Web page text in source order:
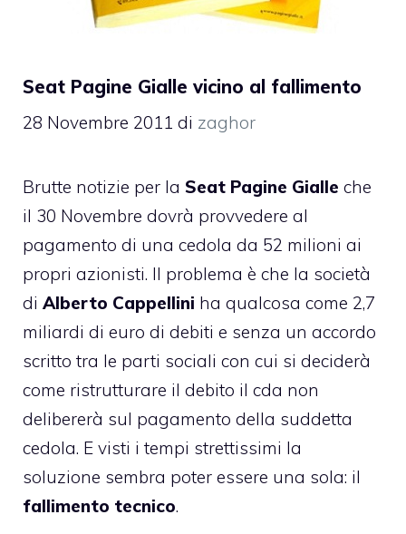
Seat Pagine Gialle vicino al fallimento
28 Novembre 2011 di zaghor
Brutte notizie per la Seat Pagine Gialle che
il 30 Novembre dovrà provvedere al
pagamento di una cedola da 52 milioni ai
propri azionisti. Il problema è che la società
di Alberto Cappellini ha qualcosa come 2,7
miliardi di euro di debiti e senza un accordo
scritto tra le parti sociali con cui si deciderà
come ristrutturare il debito il cda non
delibererà sul pagamento della suddetta
cedola. E visti i tempi strettissimi la
soluzione sembra poter essere una sola: il
fallimento tecnico.